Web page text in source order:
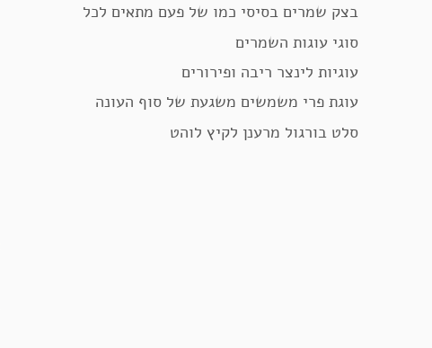
בצק שמרים בסיסי כמו של פעם מתאים לכל
סוגי עוגות השמרים
עוגיות לינצר ריבה ופירורים
עוגת פרי משמשים משגעת של סוף העונה
סלט בורגול מרענן לקיץ לוהט